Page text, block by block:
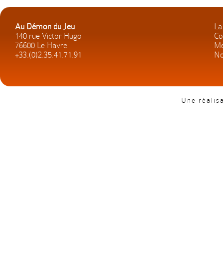
Au Démon du Jeu
140 rue Victor Hugo
76600 Le Havre
+33.(0)2.35.41.71.91
Une